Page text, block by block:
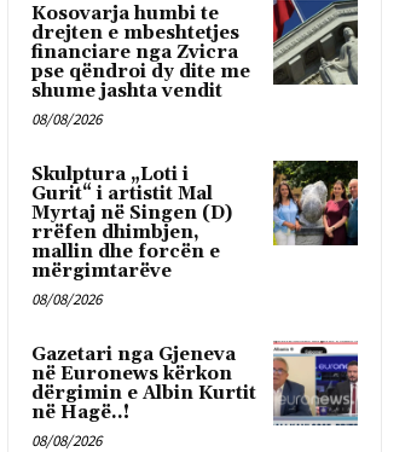
Kosovarja humbi te
drejten e mbeshtetjes
financiare nga Zvicra
pse qëndroi dy dite me
shume jashta vendit
08/08/2026
Skulptura „Loti i
Gurit“ i artistit Mal
Myrtaj në Singen (D)
rrëfen dhimbjen,
mallin dhe forcën e
mërgimtarëve
08/08/2026
Gazetari nga Gjeneva
në Euronews kërkon
dërgimin e Albin Kurtit
në Hagë..!
08/08/2026